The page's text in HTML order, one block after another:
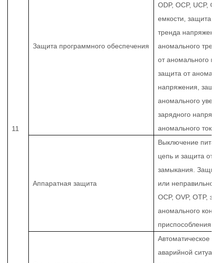
11
Защита программного обеспечения
ODP, OCP, UCP,
емкости, защита
тренда
аномального
от аномального
защита от
напряжения,
аномального
зарядного
аномального тока
Аппаратная защита
Выключение
цепь и защита от
замыкания.
или
OCP, OVP, OTP,
аномального
приспособления
Автоматическое
аварийной